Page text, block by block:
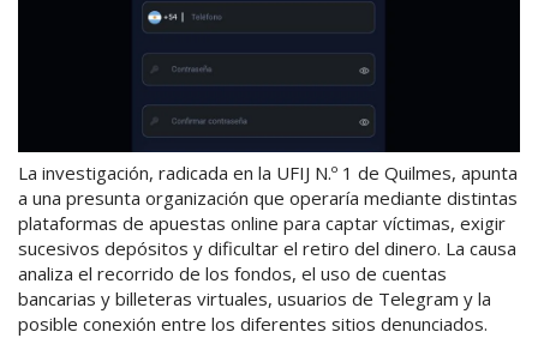
La investigación, radicada en la UFIJ N.º 1 de Quilmes, apunta
a una presunta organización que operaría mediante distintas
plataformas de apuestas online para captar víctimas, exigir
sucesivos depósitos y dificultar el retiro del dinero. La causa
analiza el recorrido de los fondos, el uso de cuentas
bancarias y billeteras virtuales, usuarios de Telegram y la
posible conexión entre los diferentes sitios denunciados.